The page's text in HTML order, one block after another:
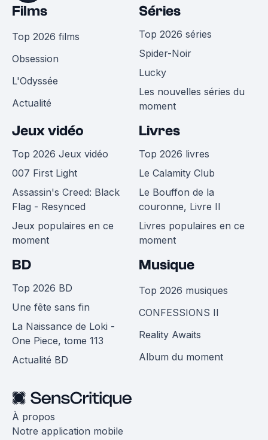
Films
Top 2026 films
Obsession
L'Odyssée
Actualité
Séries
Top 2026 séries
Spider-Noir
Lucky
Les nouvelles séries du
moment
Jeux vidéo
Top 2026 Jeux vidéo
007 First Light
Assassin's Creed: Black
Flag - Resynced
Jeux populaires en ce
moment
Livres
Top 2026 livres
Le Calamity Club
Le Bouffon de la
couronne, Livre II
Livres populaires en ce
moment
BD
Top 2026 BD
Une fête sans fin
La Naissance de Loki -
One Piece, tome 113
Actualité BD
Musique
Top 2026 musiques
CONFESSIONS II
Reality Awaits
Album du moment
À propos
Notre application mobile